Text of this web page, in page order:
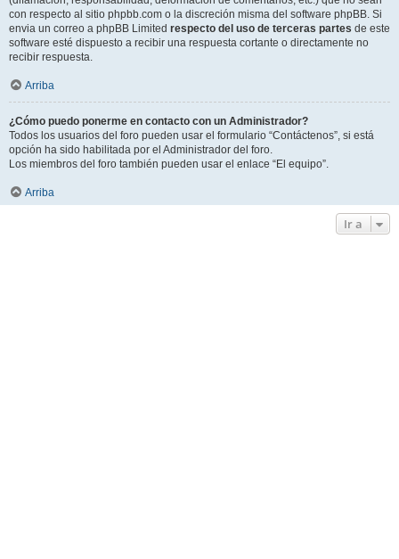
con respecto al sitio phpbb.com o la discreción misma del software phpBB. Si
envia un correo a phpBB Limited respecto del uso de terceras partes de este
software esté dispuesto a recibir una respuesta cortante o directamente no
recibir respuesta.
Arriba
¿Cómo puedo ponerme en contacto con un Administrador?
Todos los usuarios del foro pueden usar el formulario “Contáctenos”, si está
opción ha sido habilitada por el Administrador del foro.
Los miembros del foro también pueden usar el enlace “El equipo”.
Arriba
Ir a